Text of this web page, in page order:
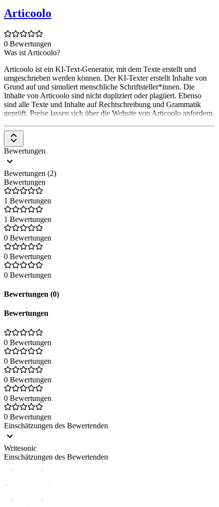
Articoolo
0 Bewertungen
Was ist Articoolo?
Articoolo ist ein KI-Text-Generator, mit dem Texte erstellt und
umgeschrieben werden können. Der KI-Texter erstellt Inhalte von
Grund auf und simuliert menschliche Schriftsteller*innen. Die
Inhalte von Articoolo sind nicht dupliziert oder plagiiert. Ebenso
sind alle Texte und Inhalte auf Rechtschreibung und Grammatik
geprüft. Preise lassen sich über die Website von Articoolo anfordern.
Bewertungen
Bewertungen (2)
Bewertungen
1 Bewertungen
1 Bewertungen
0 Bewertungen
0 Bewertungen
0 Bewertungen
Bewertungen (0)
Bewertungen
0 Bewertungen
0 Bewertungen
0 Bewertungen
0 Bewertungen
0 Bewertungen
Einschätzungen des Bewertenden
Writesonic
Einschätzungen des Bewertenden